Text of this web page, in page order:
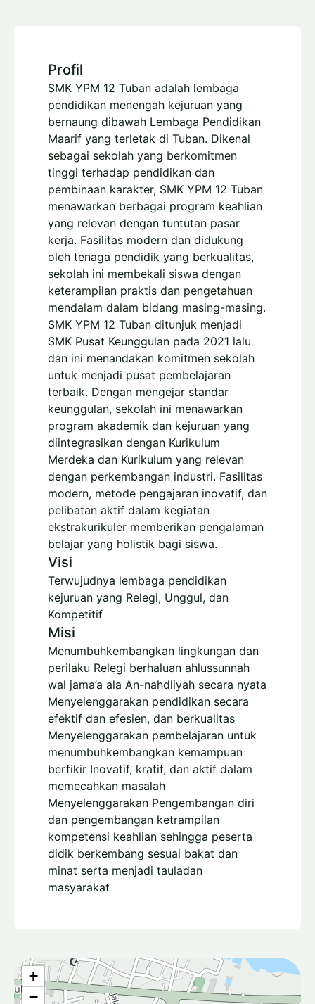
Profil
SMK YPM 12 Tuban adalah lembaga
pendidikan menengah kejuruan yang
bernaung dibawah Lembaga Pendidikan
Maarif yang terletak di Tuban. Dikenal
sebagai sekolah yang berkomitmen
tinggi terhadap pendidikan dan
pembinaan karakter, SMK YPM 12 Tuban
menawarkan berbagai program keahlian
yang relevan dengan tuntutan pasar
kerja. Fasilitas modern dan didukung
oleh tenaga pendidik yang berkualitas,
sekolah ini membekali siswa dengan
keterampilan praktis dan pengetahuan
mendalam dalam bidang masing-masing.
SMK YPM 12 Tuban ditunjuk menjadi
SMK Pusat Keunggulan pada 2021 lalu
dan ini menandakan komitmen sekolah
untuk menjadi pusat pembelajaran
terbaik. Dengan mengejar standar
keunggulan, sekolah ini menawarkan
program akademik dan kejuruan yang
diintegrasikan dengan Kurikulum
Merdeka dan Kurikulum yang relevan
dengan perkembangan industri. Fasilitas
modern, metode pengajaran inovatif, dan
pelibatan aktif dalam kegiatan
ekstrakurikuler memberikan pengalaman
belajar yang holistik bagi siswa.
Visi
Terwujudnya lembaga pendidikan
kejuruan yang Relegi, Unggul, dan
Kompetitif
Misi
Menumbuhkembangkan lingkungan dan
perilaku Relegi berhaluan ahlussunnah
wal jama’a ala An-nahdliyah secara nyata
Menyelenggarakan pendidikan secara
efektif dan efesien, dan berkualitas
Menyelenggarakan pembelajaran untuk
menumbuhkembangkan kemampuan
berfikir Inovatif, kratif, dan aktif dalam
memecahkan masalah
Menyelenggarakan Pengembangan diri
dan pengembangan ketrampilan
kompetensi keahlian sehingga peserta
didik berkembang sesuai bakat dan
minat serta menjadi tauladan
masyarakat
+
−